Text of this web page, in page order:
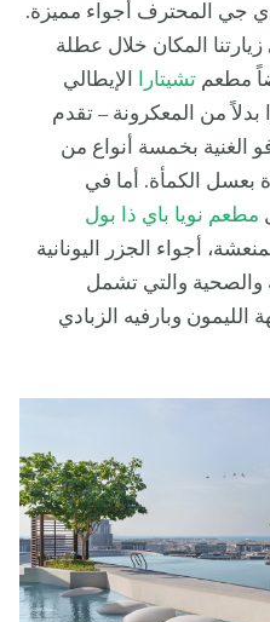
جي المحترف أجواء مميزة.
المكان خلال عطلة
مطعم تشيتارا
الإيطالي
بدلاً من المعكرونة – تقدم
الغنية بخمسة أنواع من
بعسل الكمأة. أما في
مطعم نويا باي ذا بول
أجواء الجزر اليونانية
والصحية والتي تشمل
الليمون وبارفيه الزبادي